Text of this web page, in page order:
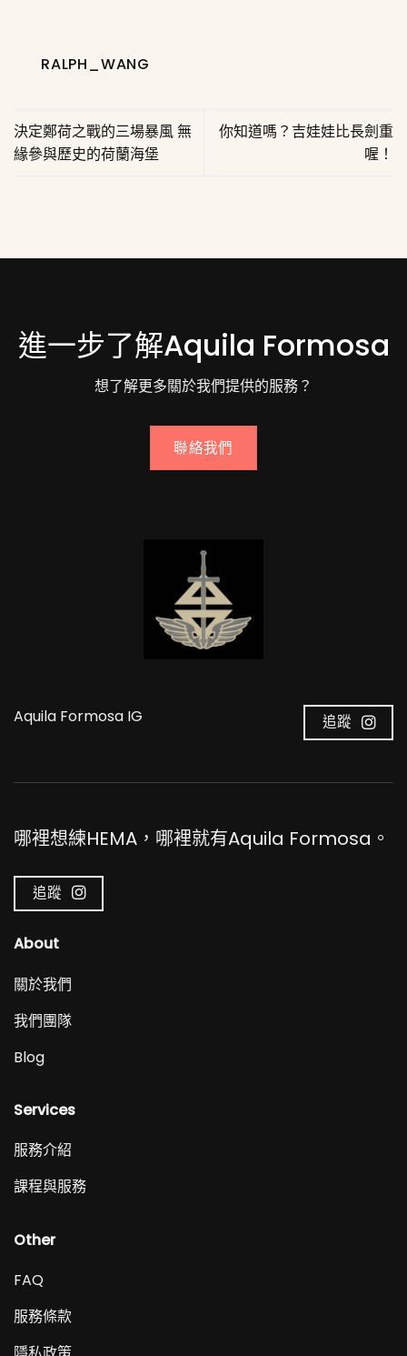
RALPH_WANG
決定鄭荷之戰的三場暴風 無
緣參與歷史的荷蘭海堡
你知道嗎？吉娃娃比長劍重
喔！
進一步了解Aquila Formosa
想了解更多關於我們提供的服務？
聯絡我們
Aquila Formosa IG 追蹤
哪裡想練HEMA，哪裡就有Aquila Formosa。
追蹤
About
關於我們
我們團隊
Blog
Services
服務介紹
課程與服務
Other
FAQ
服務條款